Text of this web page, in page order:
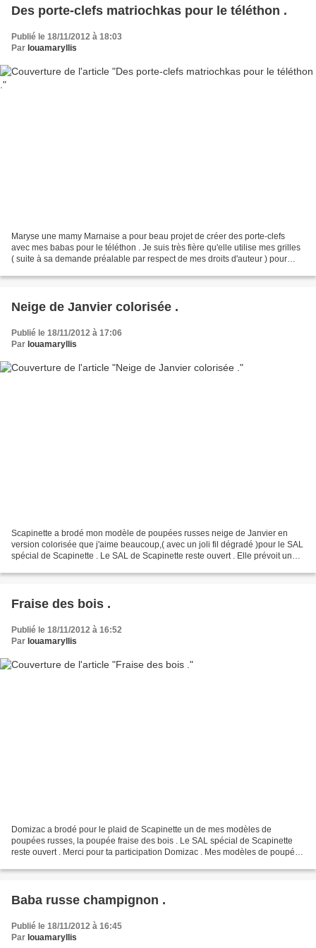
Des porte-clefs matriochkas pour le téléthon .
Publié le 18/11/2012 à 18:03
Par louamaryllis
Maryse une mamy Marnaise a pour beau projet de créer des porte-clefs
avec mes babas pour le téléthon . Je suis très fière qu'elle utilise mes grilles
( suite à sa demande préalable par respect de mes droits d'auteur ) pour
Neige de Janvier colorisée .
Publié le 18/11/2012 à 17:06
Par louamaryllis
Scapinette a brodé mon modèle de poupées russes neige de Janvier en
version colorisée que j'aime beaucoup,( avec un joli fil dégradé )pour le SAL
spécial de Scapinette . Le SAL de Scapinette reste ouvert . Elle prévoit une
Fraise des bois .
Publié le 18/11/2012 à 16:52
Par louamaryllis
Domizac a brodé pour le plaid de Scapinette un de mes modèles de
poupées russes, la poupée fraise des bois . Le SAL spécial de Scapinette
reste ouvert . Merci pour ta participation Domizac . Mes modèles de poupées
Baba russe champignon .
Publié le 18/11/2012 à 16:45
Par louamaryllis